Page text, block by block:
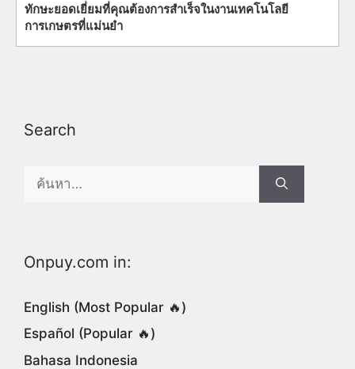
ทักษะยอดเยี่ยมที่คุณต้องการสำเร็จในงานเทคโนโลยี
การเกษตรที่แม่นยำ
Search
Search
for:
Onpuy.com in:
English (Most Popular 🔥)
Español (Popular 🔥)
Bahasa Indonesia